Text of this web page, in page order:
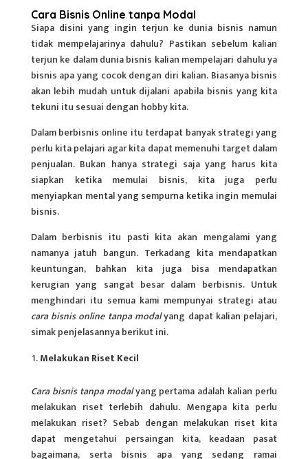
Cara Bisnis Online tanpa Modal
Siapa disini yang ingin terjun ke dunia bisnis namun
tidak mempelajarinya dahulu? Pastikan sebelum kalian
terjun ke dalam dunia bisnis kalian mempelajari dahulu ya
bisnis apa yang cocok dengan diri kalian. Biasanya bisnis
akan lebih mudah untuk dijalani apabila bisnis yang kita
tekuni itu sesuai dengan hobby kita.
Dalam berbisnis online itu terdapat banyak strategi yang
perlu kita pelajari agar kita dapat memenuhi target dalam
penjualan. Bukan hanya strategi saja yang harus kita
siapkan ketika memulai bisnis, kita juga perlu
menyiapkan mental yang sempurna ketika ingin memulai
bisnis.
Dalam berbisnis itu pasti kita akan mengalami yang
namanya jatuh bangun. Terkadang kita mendapatkan
keuntungan, bahkan kita juga bisa mendapatkan
kerugian yang sangat besar dalam berbisnis. Untuk
menghindari itu semua kami mempunyai strategi atau
cara bisnis online tanpa modalyang dapat kalian pelajari,
simak penjelasannya berikut ini.
Melakukan Riset Kecil
Cara bisnis tanpa modalyang pertama adalah kalian perlu
melakukan riset terlebih dahulu. Mengapa kita perlu
melakukan riset? Sebab dengan melakukan riset kita
dapat mengetahui persaingan kita, keadaan pasat
bagaimana, serta bisnis apa yang sedang ramai